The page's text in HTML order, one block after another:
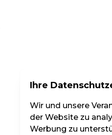
Ihre
Wir und unsere
der Website zu
Werbung zu